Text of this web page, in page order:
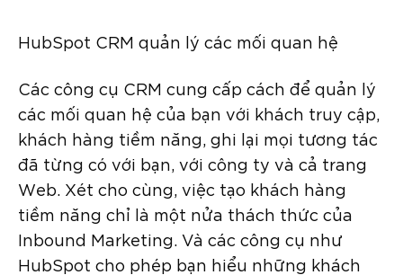
HubSpot CRM quản lý các mối quan hệ
Các công cụ CRM cung cấp cách để quản lý
các mối quan hệ của bạn với khách truy cập,
khách hàng tiềm năng, ghi lại mọi tương tác
đã từng có với bạn, với công ty và cả trang
Web. Xét cho cùng, việc tạo khách hàng
tiềm năng chỉ là một nửa thách thức của
Inbound Marketing. Và các công cụ như
HubSpot cho phép bạn hiểu những khách